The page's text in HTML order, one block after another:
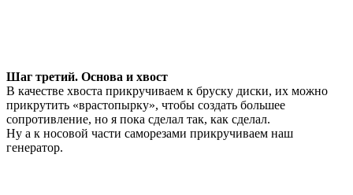
Шаг третий. Основа и хвост
В качестве хвоста прикручиваем к бруску диски, их можно
прикрутить «врастопырку», чтобы создать большее
сопротивление, но я пока сделал так, как сделал.
Ну а к носовой части саморезами прикручиваем наш
генератор.